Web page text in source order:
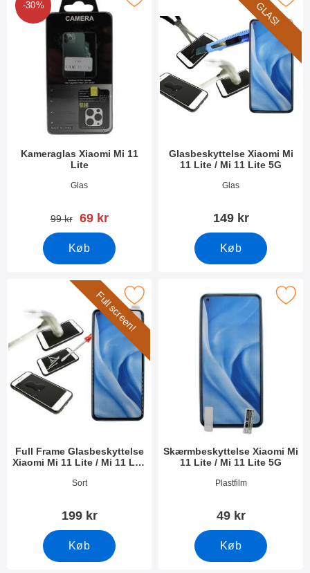
-30%
Kameraglas Xiaomi Mi 11
Lite
Varenr 42292Glas
pris
99 kr pris
69 kr
Køb
GLAS!
Glasbeskyttelse Xiaomi Mi
11 Lite / Mi 11 Lite 5G
Varenr 40926Glas
149 kr
Køb
Full screen!
Full Frame Glasbeskyttelse
Xiaomi Mi 11 Lite / Mi 11 Lite
Varenr 40574Sort
199 kr
Køb
Glasbeskyttelse Xiaomi Mi 11 Lite / Mi 11 Lite 5G som
Skærmbeskyttelse Xiaomi Mi
11 Lite / Mi 11 Lite 5G
Varenr 40572Plastfilm
49 kr
Køb
Marker skærmbeskyttelse Xiaomi Mi 11